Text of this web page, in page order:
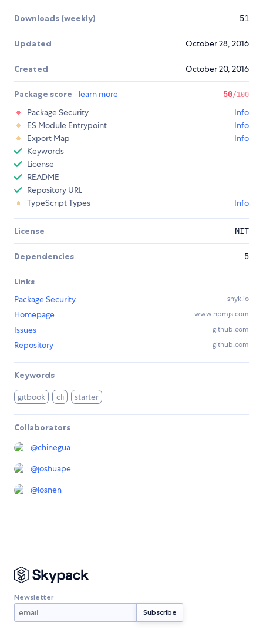
Downloads (weekly) 51
Updated October 28, 2016
Created October 20, 2016
Package score learn more 50/100
Package Security
Info
ES Module Entrypoint
Info
Export Map
Info
Keywords
License
README
Repository URL
TypeScript Types
Info
License MIT
Dependencies 5
Links
Package Security
snyk.io
Homepage www.npmjs.com
Issues github.com
Repository github.com
Keywords
gitbook cli starter
Collaborators
@chinegua
@joshuape
@losnen
Newsletter